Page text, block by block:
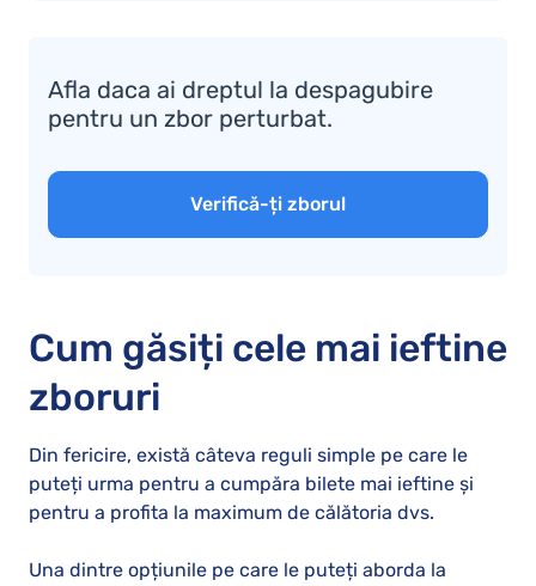
Afla daca ai dreptul la despagubire
pentru un zbor perturbat.
Verifică-ți zborul
Cum găsiți cele mai ieftine
zboruri
Din fericire, există câteva reguli simple pe care le
puteți urma pentru a cumpăra bilete mai ieftine și
pentru a profita la maximum de călătoria dvs.
Una dintre opțiunile pe care le puteți aborda la